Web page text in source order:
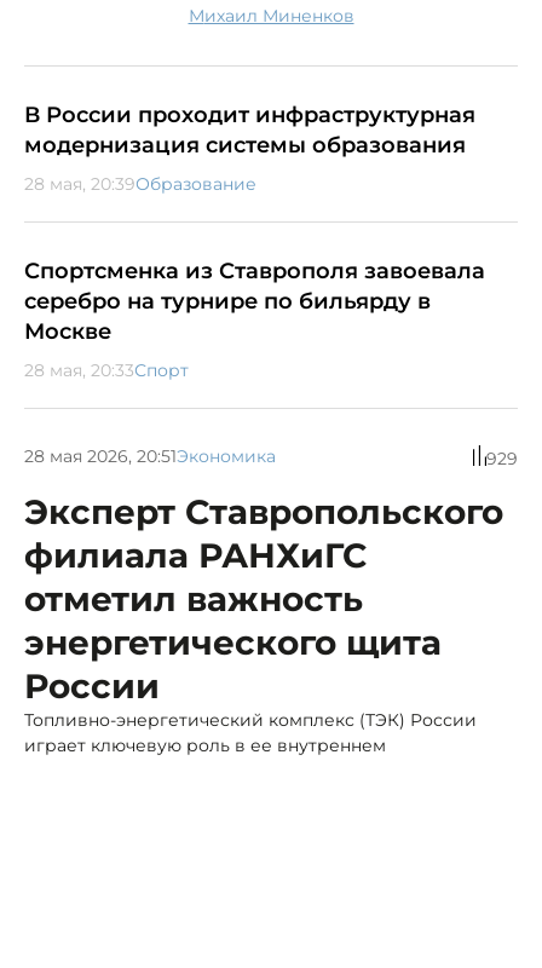
Михаил Миненков
В России проходит инфраструктурная
модернизация системы образования
28 мая, 20:39Образование
Спортсменка из Ставрополя завоевала
серебро на турнире по бильярду в
Москве
28 мая, 20:33Спорт
28 мая 2026, 20:51Экономика 929
Эксперт Ставропольского
филиала РАНХиГС
отметил важность
энергетического щита
России
Топливно-энергетический комплекс (ТЭК) России
играет ключевую роль в ее внутреннем